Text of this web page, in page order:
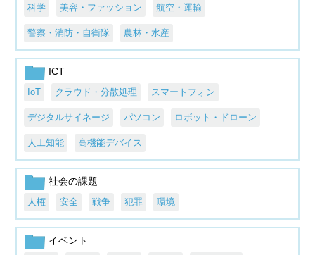
科学 美容・ファッション 航空・運輸
警察・消防・自衛隊 農林・水産
ICT
IoT クラウド・分散処理 スマートフォン
デジタルサイネージ パソコン ロボット・ドローン
人工知能 高機能デバイス
社会の課題
人権 安全 戦争 犯罪 環境
イベント